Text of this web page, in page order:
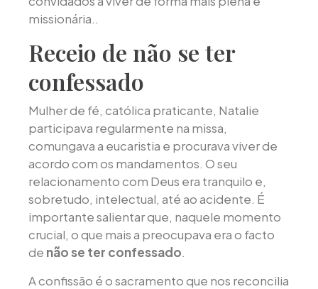
missionária..
Receio de não se ter
confessado
Mulher de fé, católica praticante, Natalie
participava regularmente na missa,
comungava a eucaristia e procurava viver de
acordo com os mandamentos. O seu
relacionamento com Deus era tranquilo e,
sobretudo, intelectual, até ao acidente. É
importante salientar que, naquele momento
crucial, o que mais a preocupava era o facto
de não se ter confessado.
A confissão é o sacramento que nos reconcilia